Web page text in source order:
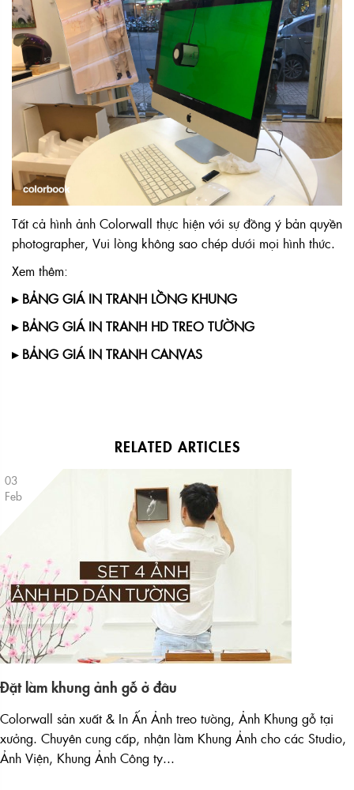
Tất cả hình ảnh Colorwall thực hiện với sự đồng ý bản quyền
photographer, Vui lòng không sao chép dưới mọi hình thức.
Xem thêm:
▸ BẢNG GIÁ IN TRANH LỒNG KHUNG
▸ BẢNG GIÁ IN TRANH HD TREO TƯỜNG
▸ BẢNG GIÁ IN TRANH CANVAS
RELATED ARTICLES
03
Feb
Đặt làm khung ảnh gỗ ở đâu
Colorwall sản xuất & In Ấn Ảnh treo tường, Ảnh Khung gỗ tại
xưởng. Chuyên cung cấp, nhận làm Khung Ảnh cho các Studio,
Ảnh Viện, Khung Ảnh Công ty...